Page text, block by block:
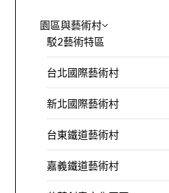
園區與藝術村
駁2藝術特區
台北國際藝術村
新北國際藝術村
台東鐵道藝術村
嘉義鐵道藝術村